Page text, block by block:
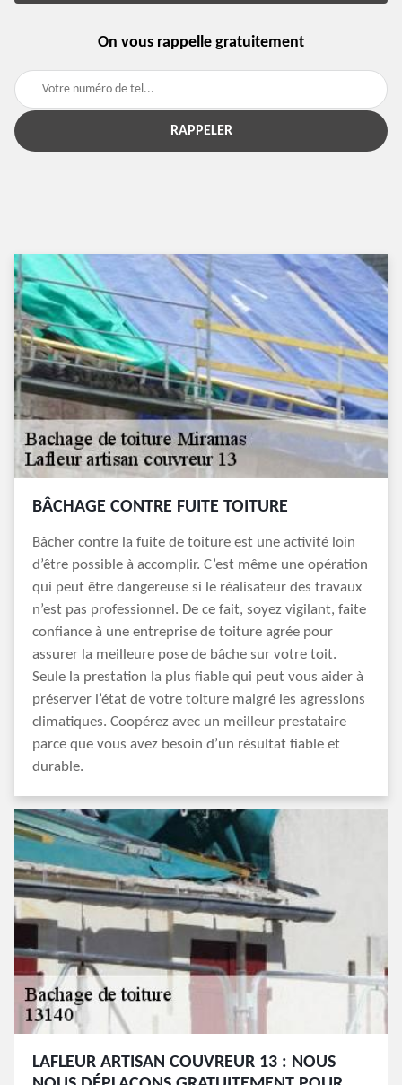
On vous rappelle gratuitement
BÂCHAGE CONTRE FUITE TOITURE
Bâcher contre la fuite de toiture est une activité loin
d’être possible à accomplir. C’est même une opération
qui peut être dangereuse si le réalisateur des travaux
n’est pas professionnel. De ce fait, soyez vigilant, faite
confiance à une entreprise de toiture agrée pour
assurer la meilleure pose de bâche sur votre toit.
Seule la prestation la plus fiable qui peut vous aider à
préserver l’état de votre toiture malgré les agressions
climatiques. Coopérez avec un meilleur prestataire
parce que vous avez besoin d’un résultat fiable et
durable.
LAFLEUR ARTISAN COUVREUR 13 : NOUS